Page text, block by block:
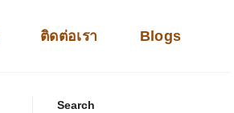
ติดต่อเรา Blogs
Search